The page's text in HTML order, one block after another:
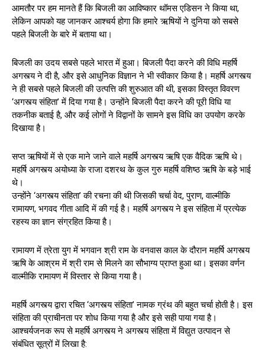
आमतौर पर हम मानते हैं कि बिजली का आविष्कार थॉमस एडिसन ने किया था,
लेकिन आपको यह जानकर आश्चर्य होगा कि हमारे ऋषियों ने दुनिया को सबसे
पहले बिजली के बारे में बताया था।
बिजली का उदय सबसे पहले भारत में हुआ। बिजली पैदा करने की विधि महर्षि
अगस्त्य ने दी है, और इसे आधुनिक विज्ञान ने भी स्वीकार किया है। महर्षि अगस्त्य
ने ही सबसे पहले बिजली की उत्पत्ति की शुरुआत की थी, इसका विस्तृत विवरण
‘अगस्त्य संहिता’ में दिया गया है। उन्होंने बिजली पैदा करने की पूरी विधि या
तकनीक बताई है, और कई लोगों ने विद्वानों के सामने इस विधि का उपयोग करके
दिखाया है।
सप्त ऋषियों में से एक माने जाने वाले महर्षि अगस्त्य ऋषि एक वैदिक ऋषि थे।
महर्षि अगस्त्य अयोध्या के राजा दशरथ के कुल गुरु महर्षि वशिष्ठ ऋषि के बड़े भाई
थे।
उन्होंने ‘अगस्त्य संहिता’ की रचना की थी जिसकी चर्चा वेद, पुराण, वाल्मीकि
रामायण, भगवद गीता आदि में की गई है। महर्षि अगस्त्य ने इस संहिता में प्रत्येक
रहस्य का ज्ञान संग्रहित किया है।
रामायण में त्रेता युग में भगवान श्री राम के वनवास काल के दौरान महर्षि अगस्त्य
ऋषि के आश्रम में श्री राम से मिलने का सौभाग्य प्राप्त हुआ था। इसका वर्णन
वाल्मीकि रामायण में विस्तार से किया गया है।
महर्षि अगस्त्य द्वारा रचित ‘अगस्त्य संहिता’ नामक ग्रंथ की बहुत चर्चा होती है। इस
संहिता की प्राचीनता पर शोध किया गया है और इसे सही पाया गया है।
आश्चर्यजनक रूप से महर्षि अगस्त्य ने अगस्त्य संहिता में विद्युत उत्पादन से
संबंधित सूत्रों में लिखा है: